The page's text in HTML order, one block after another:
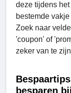
deze tijdens
bestemde
Zoek naar
'coupon' of
zeker van te
besparen